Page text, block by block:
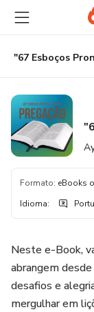
para
conteúdo
principal
para
pagamento
para
rodapé
Formato: eBooks
Idioma:
Neste e-Book,
abrangem
desafios e
mergulhar em